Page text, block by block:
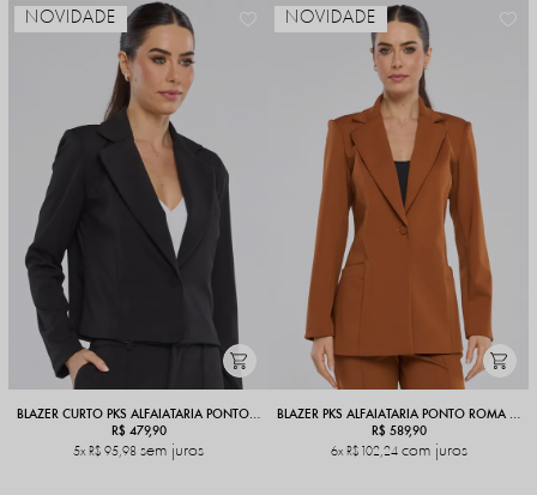
NOVIDADE
BLAZER CURTO PKS ALFAIATARIA PONTO ROMA PRETO
R$ 479,90
5x R$ 95,98 sem juros
NOVIDADE
BLAZER PKS ALFAIATARIA PONTO ROMA TERRACOTA
R$ 589,90
6x R$ 102,24 com juros